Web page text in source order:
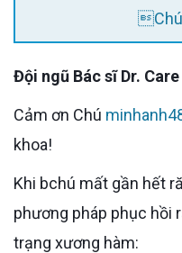
Đội ngũ Bác sĩ Dr. Care
Cảm ơn Chú
khoa!
Khi bchú mất gần hết răng ở cả hai hàm, có một số
phương pháp phục hồi
trạng xương hàm: